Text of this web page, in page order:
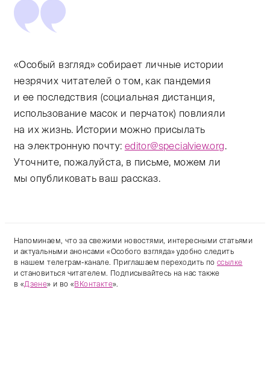
«Особый взгляд» собирает личные истории
незрячих читателей о том, как пандемия
и ее последствия (социальная дистанция,
использование масок и перчаток) повлияли
на их жизнь. Истории можно присылать
на электронную почту: editor@specialview.org.
Уточните, пожалуйста, в письме, можем ли
мы опубликовать ваш рассказ.
Напоминаем, что за свежими новостями, интересными статьями
и актуальными анонсами «Особого взгляда» удобно следить
в нашем телеграм-канале. Приглашаем переходить по ссылке
и становиться читателем. Подписывайтесь на нас также
в «Дзене» и во «ВКонтакте».